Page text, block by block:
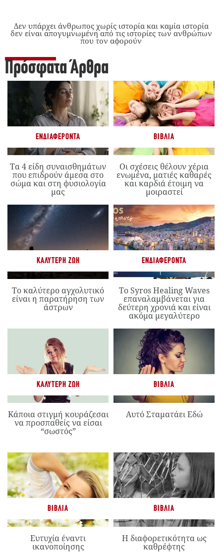
Δεν υπάρχει άνθρωπος χωρίς ιστορία και καμία ιστορία
δεν είναι απογυμνωμένη από τις ιστορίες των ανθρώπων
που τον αφορούν
Πρόσφατα Άρθρα
ΕΝΔΙΑΦΈΡΟΝΤΑ
Τα 4 είδη συναισθημάτων
που επιδρούν άμεσα στο
σώμα και στη φυσιολογία
μας
ΒΙΒΛΊΑ
Οι σχέσεις θέλουν χέρια
ενωμένα, ματιές καθαρές
και καρδιά έτοιμη να
μοιραστεί
ΚΑΛΎΤΕΡΗ ΖΩΉ
Το καλύτερο αγχολυτικό
είναι η παρατήρηση των
άστρων
ΕΝΔΙΑΦΈΡΟΝΤΑ
Το Syros Healing Waves
επαναλαμβάνεται για
δεύτερη χρονιά και είναι
ακόμα μεγαλύτερο
ΚΑΛΎΤΕΡΗ ΖΩΉ
Κάποια στιγμή κουράζεσαι
να προσπαθείς να είσαι
“σωστός”
ΒΙΒΛΊΑ
Αυτό Σταματάει Εδώ
ΒΙΒΛΊΑ
Ευτυχία έναντι
ικανοποίησης
ΒΙΒΛΊΑ
Η διαφορετικότητα ως
καθρέφτης